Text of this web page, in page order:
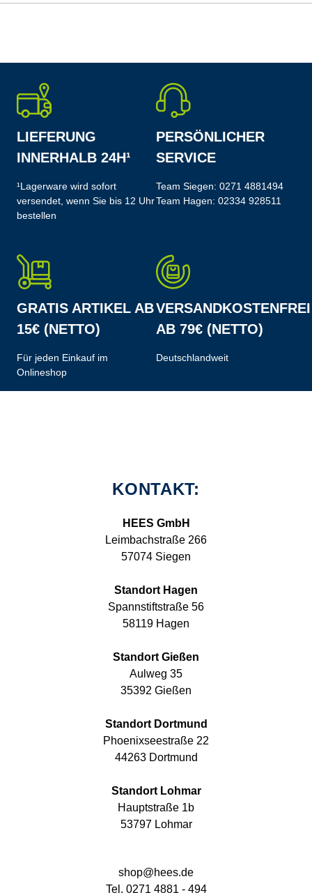
LIEFERUNG
INNERHALB 24H¹
¹Lagerware wird sofort
versendet, wenn Sie bis 12 Uhr
bestellen
PERSÖNLICHER
SERVICE
Team Siegen: 0271 4881494
Team Hagen: 02334 928511
GRATIS ARTIKEL AB
15€ (NETTO)
Für jeden Einkauf im
Onlineshop
VERSANDKOSTENFREI
AB 79€ (NETTO)
Deutschlandweit
KONTAKT:
HEES GmbH
Leimbachstraße 266
57074 Siegen
Standort Hagen
Spannstiftstraße 56
58119 Hagen
Standort Gießen
Aulweg 35
35392 Gießen
Standort Dortmund
Phoenixseestraße 22
44263 Dortmund
Standort Lohmar
Hauptstraße 1b
53797 Lohmar
shop@hees.de
Tel. 0271 4881 - 494